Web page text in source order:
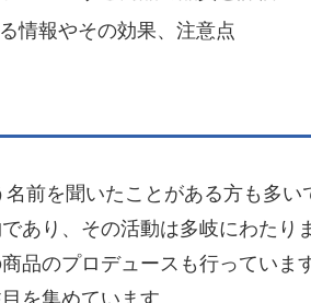
情報やその効果、注意点
前を聞いたことがある方も多
あり、その活動は多岐にわた
品のプロデュースも行っていま